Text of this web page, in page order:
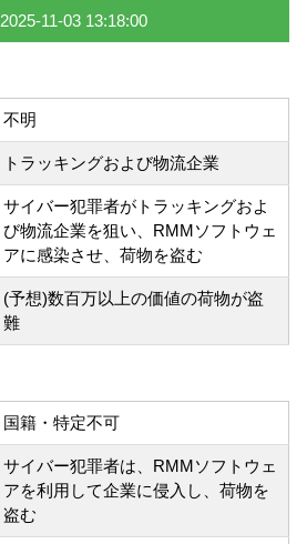
2025-11-03 13:18:00
不明
トラッキングおよび物流企業
サイバー犯罪者がトラッキングおよ
び物流企業を狙い、RMMソフトウェ
アに感染させ、荷物を盗む
(予想)数百万以上の価値の荷物が盗
難
国籍・特定不可
サイバー犯罪者は、RMMソフトウェ
アを利用して企業に侵入し、荷物を
盗む